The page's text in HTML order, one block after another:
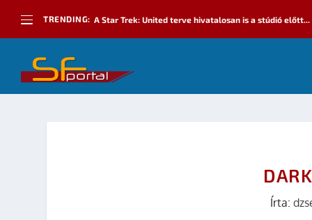
TRENDING: A Star Trek: United terve hivatalosan is a stúdió előtt...
Írta: